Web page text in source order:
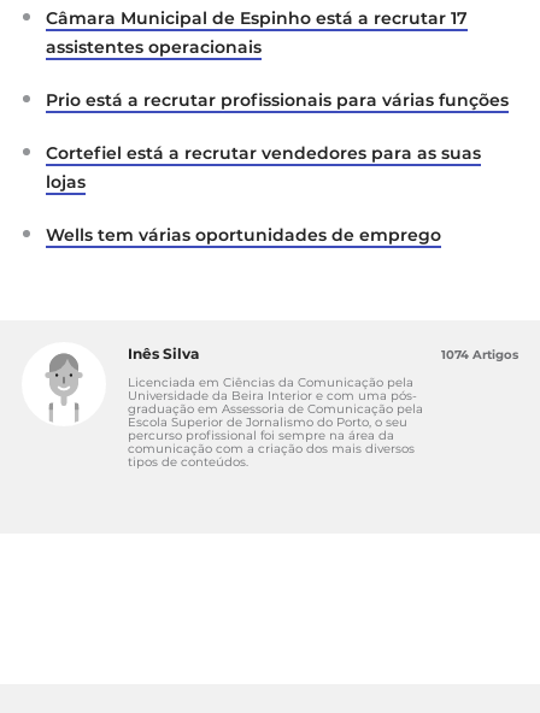
Câmara Municipal de Espinho está a recrutar 17
assistentes operacionais
Prio está a recrutar profissionais para várias funções
Cortefiel está a recrutar vendedores para as suas
lojas
Wells tem várias oportunidades de emprego
Inês Silva
Licenciada em Ciências da Comunicação pela
Universidade da Beira Interior e com uma pós-
graduação em Assessoria de Comunicação pela
Escola Superior de Jornalismo do Porto, o seu
percurso profissional foi sempre na área da
comunicação com a criação dos mais diversos
tipos de conteúdos.
1074 Artigos